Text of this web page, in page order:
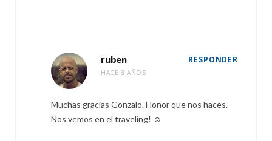
ruben
HACE 8 AÑOS
RESPONDER
Muchas gracias Gonzalo. Honor que nos haces.
Nos vemos en el traveling! ☺️